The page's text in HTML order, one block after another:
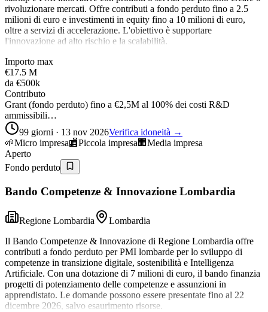
rivoluzionare mercati. Offre contributi a fondo perduto fino a 2.5
milioni di euro e investimenti in equity fino a 10 milioni di euro,
oltre a servizi di accelerazione. L'obiettivo è supportare
l'innovazione ad alto rischio e la scalabilità.
Importo max
€17.5 M
da €500k
Contributo
Grant (fondo perduto) fino a €2,5M al 100% dei costi R&D
ammissibili…
99 giorni · 13 nov 2026Verifica idoneità →
🌱Micro impresa🏬Piccola impresa 🏢 Media impresa
Aperto
Fondo perduto
Bando Competenze & Innovazione Lombardia
Regione Lombardia
Lombardia
Il Bando Competenze & Innovazione di Regione Lombardia offre
contributi a fondo perduto per PMI lombarde per lo sviluppo di
competenze in transizione digitale, sostenibilità e Intelligenza
Artificiale. Con una dotazione di 7 milioni di euro, il bando finanzia
progetti di potenziamento delle competenze e assunzioni in
apprendistato. Le domande possono essere presentate fino al 22
dicembre 2026, salvo esaurimento risorse.